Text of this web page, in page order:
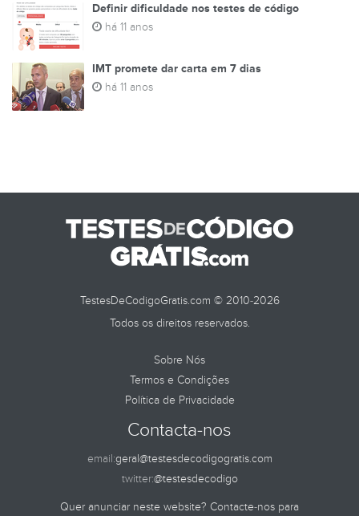
Definir dificuldade nos testes de código
há 11 anos
IMT promete dar carta em 7 dias
há 11 anos
TestesDeCodigoGratis.com © 2010-2026
Todos os direitos reservados.
Sobre Nós
Termos e Condições
Política de Privacidade
Contacta-nos
email:geral@testesdecodigogratis.com
twitter:@testesdecodigo
Quer anunciar neste website? Contacte-nos para